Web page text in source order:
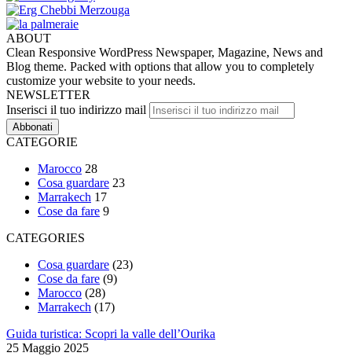
ABOUT
Clean Responsive WordPress Newspaper, Magazine, News and
Blog theme. Packed with options that allow you to completely
customize your website to your needs.
NEWSLETTER
Inserisci il tuo indirizzo mail
CATEGORIE
Marocco 28
Cosa guardare 23
Marrakech 17
Cose da fare 9
CATEGORIES
Cosa guardare (23)
Cose da fare (9)
Marocco (28)
Marrakech (17)
Guida turistica: Scopri la valle dell’Ourika
25 Maggio 2025